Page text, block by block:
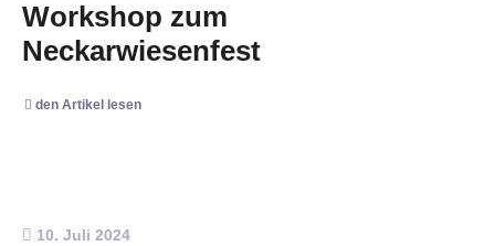
Workshop zum
Neckarwiesenfest
den Artikel lesen
10. Juli 2024